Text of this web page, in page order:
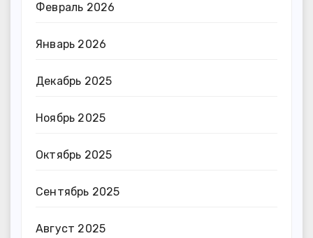
Февраль 2026
Январь 2026
Декабрь 2025
Ноябрь 2025
Октябрь 2025
Сентябрь 2025
Август 2025